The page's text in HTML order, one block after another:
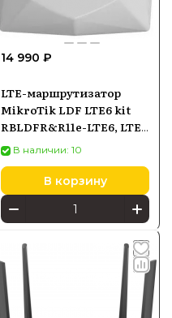
14 990 ₽
LTE-маршрутизатор
MikroTik LDF LTE6 kit
RBLDFR&R11e-LTE6, LTE
Cat6, PoE-in
В наличии: 10
В корзину